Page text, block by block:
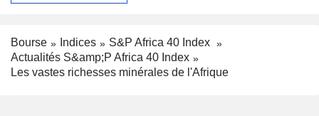
Bourse Indices
S&P Africa 40 Index
Actualités S&amp;P Africa 40 Index
Les vastes richesses minérales de l'Afrique